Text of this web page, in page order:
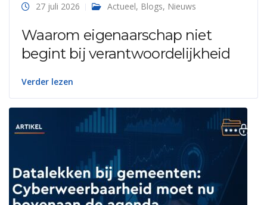
27 juli 2026 Actueel, Blogs, Nieuws
Waarom eigenaarschap niet
begint bij verantwoordelijkheid
Verder lezen